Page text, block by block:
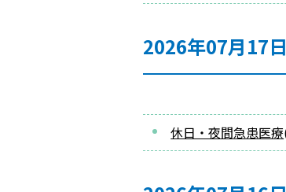
2026年07月17日
休日・夜間急患医療